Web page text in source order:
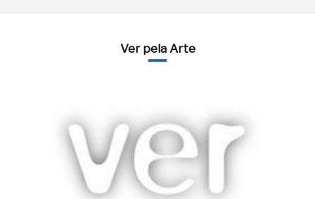
Ver pela Arte